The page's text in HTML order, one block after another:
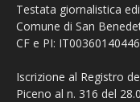
Testata giornalistica
Comune di San
CF e PI: IT00360140446
Iscrizione al Registro
Piceno al n. 316 del